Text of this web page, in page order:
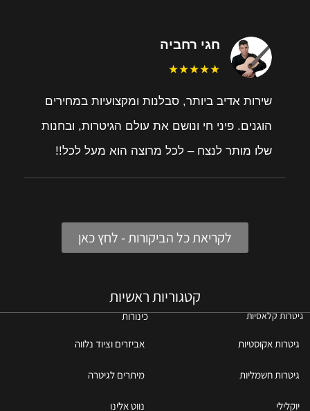
חגי רחביה
★★★★★
שירות אדיב ביותר, סבלנות ומקצועיות במחירים
הוגנים. פיני חי ונושם את עולם הגיטרות, ובחנות
שלו מותר לנצח – לכל מרוצה הוא מעל לכל!!
לקריאת כל הביקורות - לחץ כאן
קטגוריות ראשיות
גיטרות קלאסיות כינורות
גיטרות אקוסטיות אביזרים וציוד נלווה
גיטרות חשמליות מיתרים לגיטרה
יוקלילי נווט אלינו